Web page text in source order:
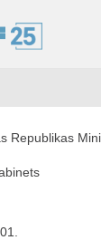
Republikas